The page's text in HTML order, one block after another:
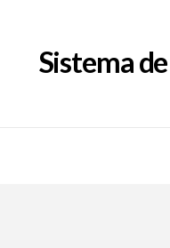
Sistema